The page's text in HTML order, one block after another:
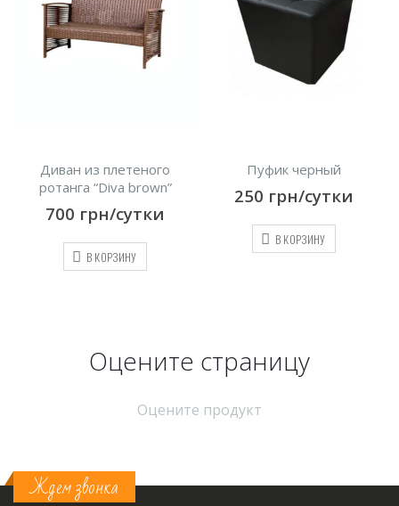
Диван из плетеного
ротанга “Diva brown”
700 грн/сутки
В КОРЗИНУ
Пуфик черный
250 грн/сутки
В КОРЗИНУ
Оцените страницу
Оцените продукт
Ждем звонка